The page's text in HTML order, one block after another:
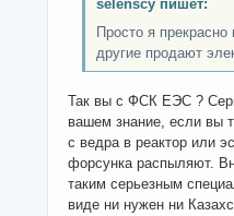
selenscy пишет:
Просто я
другие продают
Так вы с ФСК ЕЭС ?
вашем знание, если вы
с ведра в реактор или
форсунка распыляют.
таким серьезным
виде ни нужен ни